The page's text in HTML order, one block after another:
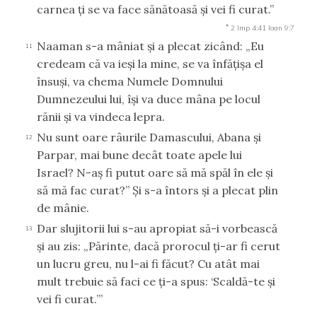
carnea ţi se va face sănătoasă şi vei fi curat.”
* 2 Imp 4:41 Ioan 9:7
11
Naaman s-a mâniat şi a plecat zicând: „Eu
credeam că va ieşi la mine, se va înfăţişa el
însuşi, va chema Numele Domnului
Dumnezeului lui, îşi va duce mâna pe locul
rănii şi va vindeca lepra.
12
Nu sunt oare râurile Damascului, Abana şi
Parpar, mai bune decât toate apele lui
Israel? N-aş fi putut oare să mă spăl în ele şi
să mă fac curat?” Şi s-a întors şi a plecat plin
de mânie.
13
Dar slujitorii lui s-au apropiat să-i vorbească
şi au zis: „Părinte, dacă prorocul ţi-ar fi cerut
un lucru greu, nu l-ai fi făcut? Cu atât mai
mult trebuie să faci ce ţi-a spus: ‘Scaldă-te şi
vei fi curat.’”